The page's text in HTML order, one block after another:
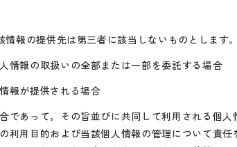
報の提供先は第三者に該当しないものとします。
情報の取扱いの全部または一部を委託する場合
報が提供される場合
であって，その旨並びに共同して利用される個人
利用目的および当該個人情報の管理について責任